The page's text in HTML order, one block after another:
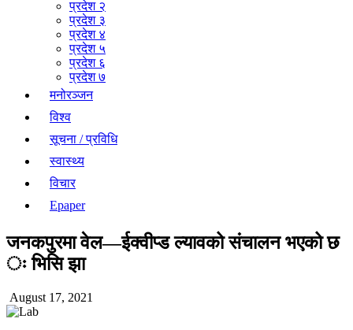
प्रदेश २
प्रदेश ३
प्रदेश ४
प्रदेश ५
प्रदेश ६
प्रदेश ७
मनोरञ्जन
विश्व
सूचना / प्रविधि
स्वास्थ्य
विचार
Epaper
जनकपुरमा वेल—ईक्वीप्ड ल्यावको संचालन भएको छ
ः भिसि झा
August 17, 2021